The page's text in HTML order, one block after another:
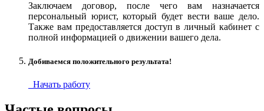
Заключаем договор, после чего вам назначается
персональный юрист, который будет вести ваше дело.
Также вам предоставляется доступ в личный кабинет с
полной информацией о движении вашего дела.
Добиваемся положительного результата!
Начать работу